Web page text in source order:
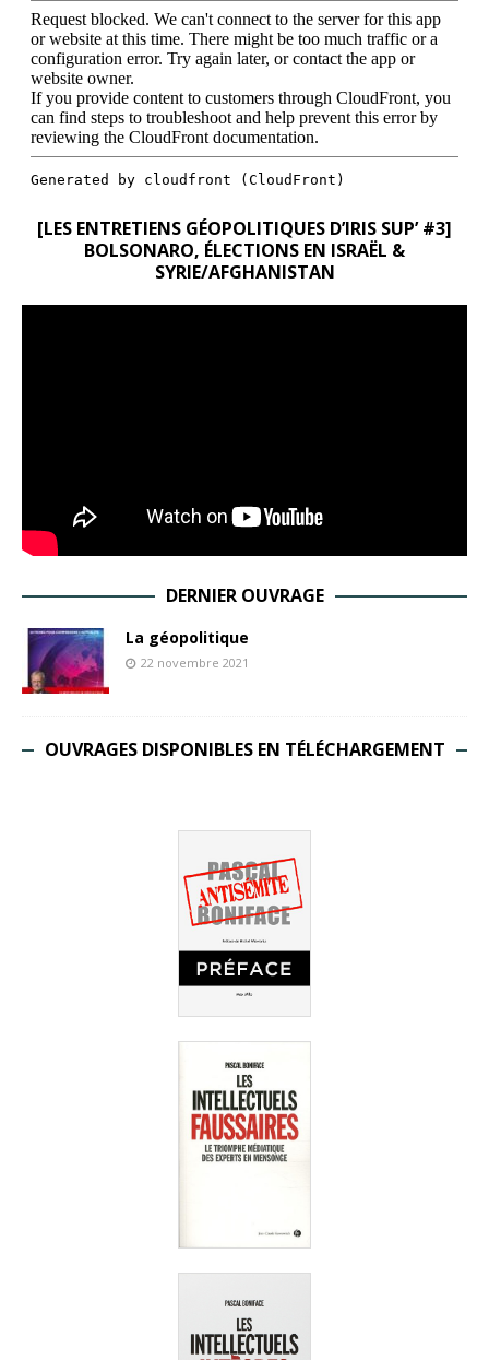
[LES ENTRETIENS GÉOPOLITIQUES D’IRIS SUP’ #3]
BOLSONARO, ÉLECTIONS EN ISRAËL &
SYRIE/AFGHANISTAN
DERNIER OUVRAGE
La géopolitique
22 novembre 2021
OUVRAGES DISPONIBLES EN TÉLÉCHARGEMENT